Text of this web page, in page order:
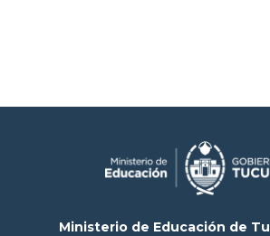
Ministerio de Educación de